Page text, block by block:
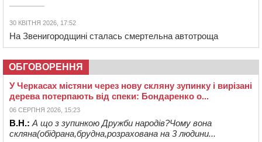
30 КВІТНЯ 2026, 17:52
На Звенигородщині сталась смертельна автотроща
ОБГОВОРЕННЯ
У Черкасах містяни через нову скляну зупинку і вирізані
дерева потерпають від спеки: Бондаренко о...
06 СЕРПНЯ 2026, 15:23
В.Н.: А що з зупинкою Дружби народів?Чому вона
скляна(обідрана,брудна,розрахована на 3 людини...